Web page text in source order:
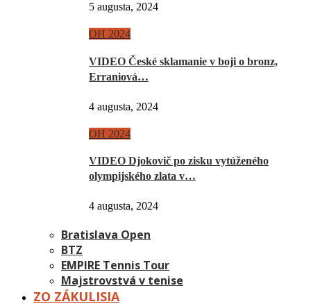
5 augusta, 2024
OH 2024
VIDEO České sklamanie v boji o bronz,
Erraniová…
4 augusta, 2024
OH 2024
VIDEO Djokovič po zisku vytúženého
olympijského zlata v…
4 augusta, 2024
Bratislava Open
BTZ
EMPIRE Tennis Tour
Majstrovstvá v tenise
ZO ZÁKULISIA